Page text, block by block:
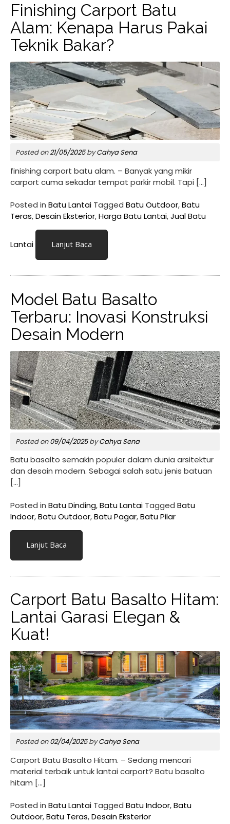
Finishing Carport Batu
Alam: Kenapa Harus Pakai
Teknik Bakar?
Posted on21/05/2025byCahya Sena
finishing carport batu alam. – Banyak yang mikir
carport cuma sekadar tempat parkir mobil. Tapi […]
Posted in Batu Lantai Tagged Batu Outdoor,Batu
Teras,Desain Eksterior,Harga Batu Lantai,Jual Batu
Lantai Lanjut Baca
Model Batu Basalto
Terbaru: Inovasi Konstruksi
Desain Modern
Posted on09/04/2025byCahya Sena
Batu basalto semakin populer dalam dunia arsitektur
dan desain modern. Sebagai salah satu jenis batuan
[…]
Posted in Batu Dinding,Batu Lantai Tagged Batu
Indoor,Batu Outdoor,Batu Pagar,Batu Pilar
Lanjut Baca
Carport Batu Basalto Hitam:
Lantai Garasi Elegan &
Kuat!
Posted on02/04/2025byCahya Sena
Carport Batu Basalto Hitam. – Sedang mencari
material terbaik untuk lantai carport? Batu basalto
hitam […]
Posted in Batu Lantai Tagged Batu Indoor,Batu
Outdoor,Batu Teras,Desain Eksterior